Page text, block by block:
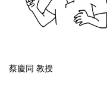
蔡慶同 教授